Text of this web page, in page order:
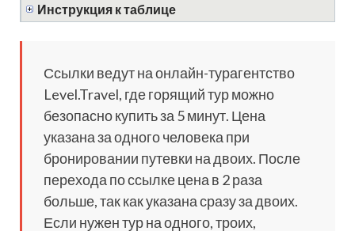
Инструкция к таблице
Ссылки ведут на онлайн-турагентство
Level.Travel, где горящий тур можно
безопасно купить за 5 минут. Цена
указана за одного человека при
бронировании путевки на двоих. После
перехода по ссылке цена в 2 раза
больше, так как указана сразу за двоих.
Если нужен тур на одного, троих,